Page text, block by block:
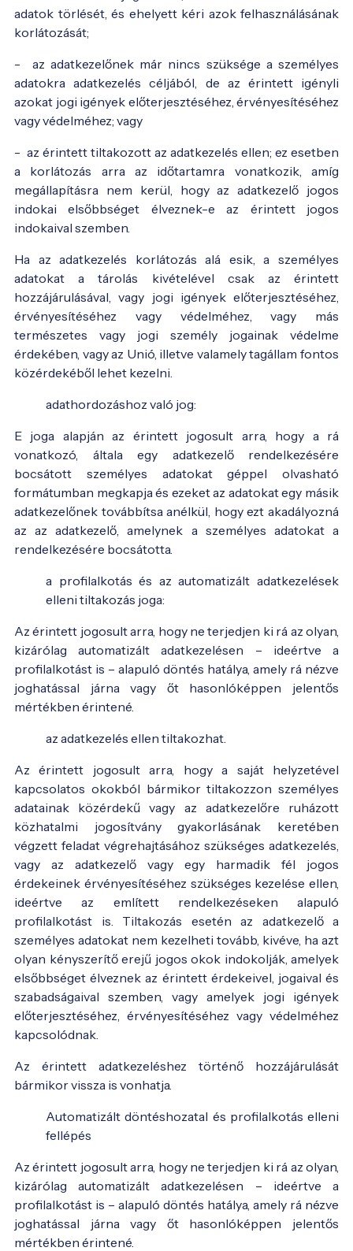
adatok törlését, és ehelyett kéri azok felhasználásának
korlátozását;
- az adatkezelőnek már nincs szüksége a személyes
adatokra adatkezelés céljából, de az érintett igényli
azokat jogi igények előterjesztéséhez, érvényesítéséhez
vagy védelméhez; vagy
- az érintett tiltakozott az adatkezelés ellen; ez esetben
a korlátozás arra az időtartamra vonatkozik, amíg
megállapításra nem kerül, hogy az adatkezelő jogos
indokai elsőbbséget élveznek-e az érintett jogos
indokaival szemben.
Ha az adatkezelés korlátozás alá esik, a személyes
adatokat a tárolás kivételével csak az érintett
hozzájárulásával, vagy jogi igények előterjesztéséhez,
érvényesítéséhez vagy védelméhez, vagy más
természetes vagy jogi személy jogainak védelme
érdekében, vagy az Unió, illetve valamely tagállam fontos
közérdekéből lehet kezelni.
adathordozáshoz való jog:
E joga alapján az érintett jogosult arra, hogy a rá
vonatkozó, általa egy adatkezelő rendelkezésére
bocsátott személyes adatokat géppel olvasható
formátumban megkapja és ezeket az adatokat egy másik
adatkezelőnek továbbítsa anélkül, hogy ezt akadályozná
az az adatkezelő, amelynek a személyes adatokat a
rendelkezésére bocsátotta.
a profilalkotás és az automatizált adatkezelések
elleni tiltakozás joga:
Az érintett jogosult arra, hogy ne terjedjen ki rá az olyan,
kizárólag automatizált adatkezelésen – ideértve a
profilalkotást is – alapuló döntés hatálya, amely rá nézve
joghatással járna vagy őt hasonlóképpen jelentős
mértékben érintené.
az adatkezelés ellen tiltakozhat.
Az érintett jogosult arra, hogy a saját helyzetével
kapcsolatos okokból bármikor tiltakozzon személyes
adatainak közérdekű vagy az adatkezelőre ruházott
közhatalmi jogosítvány gyakorlásának keretében
végzett feladat végrehajtásához szükséges adatkezelés,
vagy az adatkezelő vagy egy harmadik fél jogos
érdekeinek érvényesítéséhez szükséges kezelése ellen,
ideértve az említett rendelkezéseken alapuló
profilalkotást is. Tiltakozás esetén az adatkezelő a
személyes adatokat nem kezelheti tovább, kivéve, ha azt
olyan kényszerítő erejű jogos okok indokolják, amelyek
elsőbbséget élveznek az érintett érdekeivel, jogaival és
szabadságaival szemben, vagy amelyek jogi igények
előterjesztéséhez, érvényesítéséhez vagy védelméhez
kapcsolódnak.
Az érintett adatkezeléshez történő hozzájárulását
bármikor vissza is vonhatja.
Automatizált döntéshozatal és profilalkotás elleni
fellépés
Az érintett jogosult arra, hogy ne terjedjen ki rá az olyan,
kizárólag automatizált adatkezelésen – ideértve a
profilalkotást is – alapuló döntés hatálya, amely rá nézve
joghatással járna vagy őt hasonlóképpen jelentős
mértékben érintené.